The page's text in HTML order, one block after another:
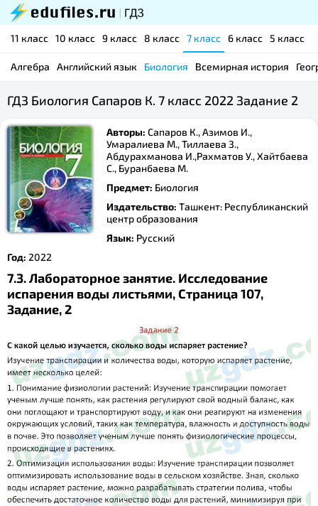
11 класс 10 класс 9 класс 8 класс 7 класс 6 класс 5 класс
Алгебра Английский язык Биология Всемирная история
ГДЗ Биология Сапаров К. 7 класс 2022 Задание 2
Авторы: Сапаров К., Азимов И.,
Умаралиева М., Тиллаева З.,
Абдурахманова И.,Рахматов У., Хайтбаева
С., Буранбаева М.
Предмет: Биология
Издательство: Ташкент: Республиканский
центр образования
Язык: Русский
Год: 2022
7.3. Лабораторное занятие. Исследование
испарения воды листьями, Страница 107,
Задание, 2